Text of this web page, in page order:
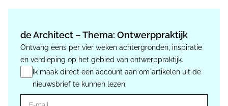
de Architect – Thema: Ontwerppraktijk
Ontvang eens per vier weken achtergronden, inspiratie
en verdieping op het gebied van ontwerppraktijk.
Ik maak direct een account aan om artikelen uit de
nieuwsbrief te kunnen lezen.
E-mail